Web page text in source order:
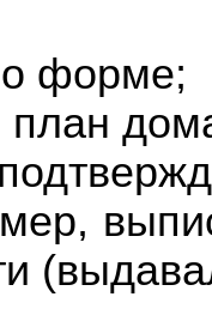
форме;
план